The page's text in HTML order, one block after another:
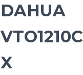
DAHUA
VTO1210C
X